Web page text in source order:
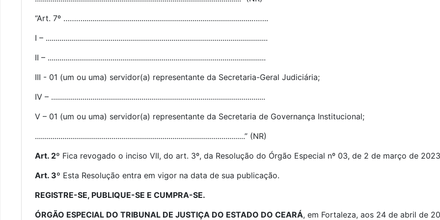
“Art. 7º ………......................................................................................……..
I – .................................................................................................................
II – ...............................................................................................................
III - 01 (um ou uma) servidor(a) representante da Secretaria-Geral Judiciária;
IV – .............................................................................................................
V – 01 (um ou uma) servidor(a) representante da Secretaria de Governança Institucional;
...........................................................................................................” (NR)
Art. 2º Fica revogado o inciso VII, do art. 3º, da Resolução do Órgão Especial nº 03, de 2 de março de
Art. 3º Esta Resolução entra em vigor na data de sua publicação.
REGISTRE-SE, PUBLIQUE-SE E CUMPRA-SE.
ÓRGÃO ESPECIAL DO TRIBUNAL DE JUSTIÇA DO ESTADO DO CEARÁ, em Fortaleza, aos 24 de abril de